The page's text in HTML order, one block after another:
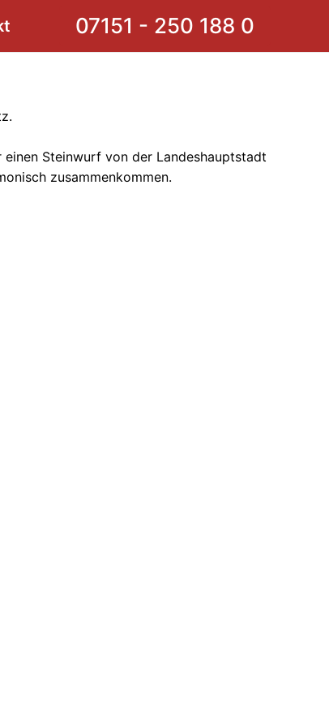
07151 - 250 188 0
einen Steinwurf von der Landeshauptstadt
zusammenkommen.